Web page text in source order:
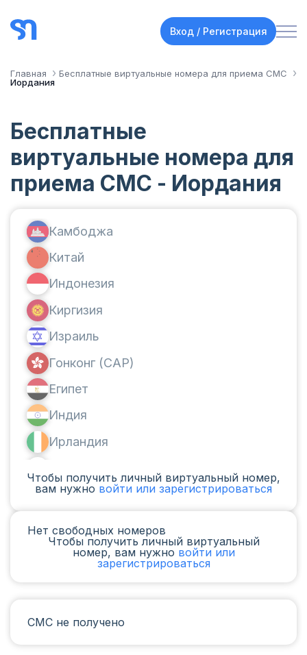
Вход / Регистрация
Главная
Бесплатные виртуальные номера для приема СМС
Иордания
Бесплатные
виртуальные номера для
приема СМС - Иордания
Камбоджа
Китай
Индонезия
Киргизия
Израиль
Гонконг (САР)
Египет
Индия
Ирландия
Аргентина
Чад
Иран
Чтобы получить личный виртуальный номер,
вам нужно войти или зарегистрироваться
Нет свободных номеров
Чтобы получить личный виртуальный
номер, вам нужно войти или
зарегистрироваться
СМС не получено